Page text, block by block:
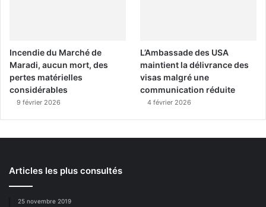
Incendie du Marché de
Maradi, aucun mort, des
pertes matérielles
considérables
9 février 2026
L’Ambassade des USA
maintient la délivrance des
visas malgré une
communication réduite
4 février 2026
Articles les plus consultés
25 novembre 2019